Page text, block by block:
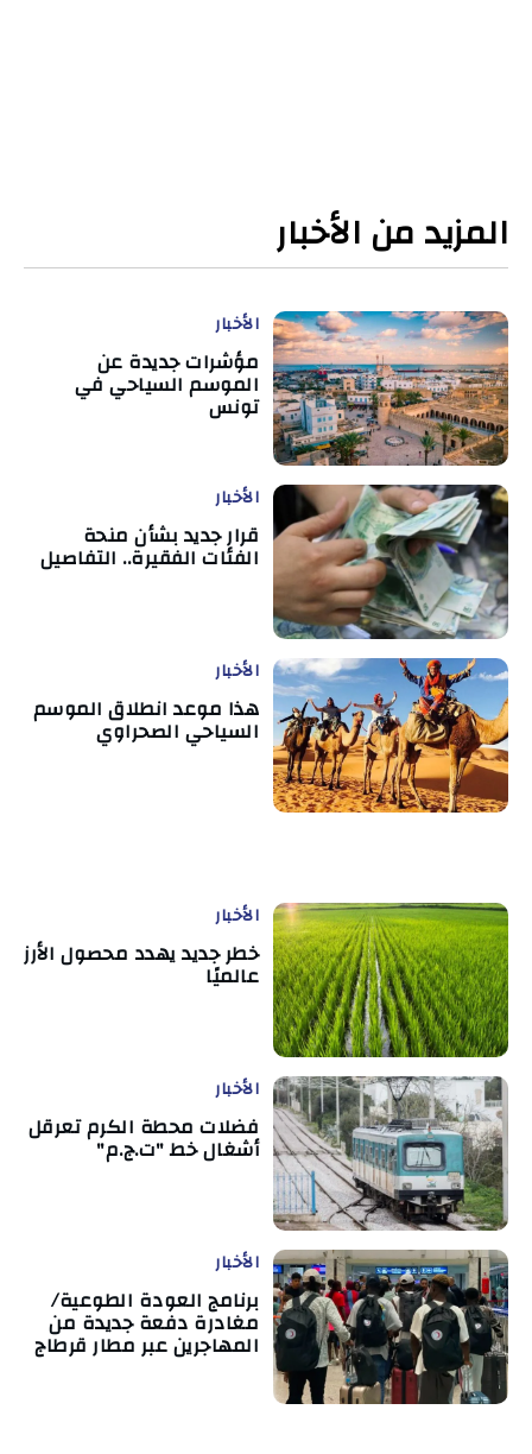
المزيد من الأخبار
الأخبار
مؤشرات جديدة عن
الموسم السياحي في
تونس
الأخبار
قرار جديد بشأن منحة
الفئات الفقيرة.. التفاصيل
الأخبار
هذا موعد انطلاق الموسم
السياحي الصحراوي
الأخبار
خطر جديد يهدد محصول الأرز
عالميًا
الأخبار
فضلات محطة الكرم تعرقل
أشغال خط "ت.ج.م"
الأخبار
برنامج العودة الطوعية/
مغادرة دفعة جديدة من
المهاجرين عبر مطار قرطاج